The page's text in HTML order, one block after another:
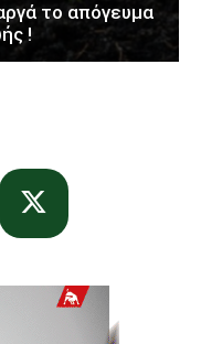
το απόγευμα
!